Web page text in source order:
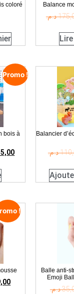
coloré Balance
د.م.
Promo !
bois à
Balancier
د.م.
!
Balle anti-
Emoji
د.م.